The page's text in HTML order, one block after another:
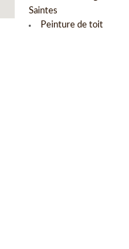
Saintes
Peinture de toit